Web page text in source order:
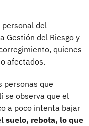
del
Gestión del Riesgo y
quienes
afectados.
personas que
se observa que el
a poco intenta bajar
suelo, rebota, lo que